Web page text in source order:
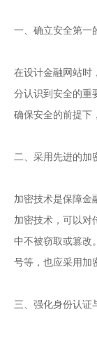
一、确立安全第一
在设计金融网站时
分认识到安全的重
确保安全的前提下
二、采用先进的加
加密技术是保障金
加密技术，可以对
中不被窃取或篡改
号等，也应采用加
三、强化身份认证